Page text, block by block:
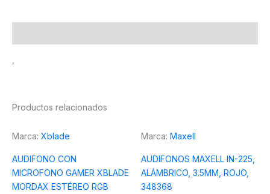
Productos relacionados
Marca: Xblade
AUDIFONO CON
MICROFONO GAMER XBLADE
MORDAX ESTÉREO RGB
Marca: Maxell
AUDIFONOS MAXELL IN-225,
ALÁMBRICO, 3.5MM, ROJO,
348368